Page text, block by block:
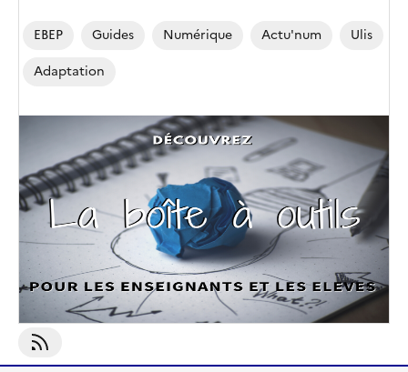
EBEP Guides Numérique Actu'num
Ulis
Adaptation
couverture
(conseillée)
S'abonner À Ulis